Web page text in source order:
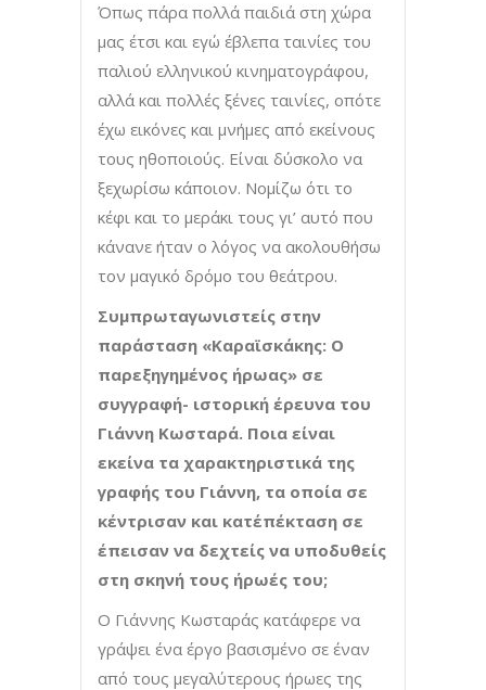
Όπως πάρα πολλά παιδιά στη χώρα
μας έτσι και εγώ έβλεπα ταινίες του
παλιού ελληνικού κινηματογράφου,
αλλά και πολλές ξένες ταινίες, οπότε
έχω εικόνες και μνήμες από εκείνους
τους ηθοποιούς. Είναι δύσκολο να
ξεχωρίσω κάποιον. Νομίζω ότι το
κέφι και το μεράκι τους γι’ αυτό που
κάνανε ήταν ο λόγος να ακολουθήσω
τον μαγικό δρόμο του θεάτρου.
Συμπρωταγωνιστείς στην
παράσταση «Καραϊσκάκης: Ο
παρεξηγημένος ήρωας» σε
συγγραφή- ιστορική έρευνα του
Γιάννη Κωσταρά. Ποια είναι
εκείνα τα χαρακτηριστικά της
γραφής του Γιάννη, τα οποία σε
κέντρισαν και κατ΄επέκταση σε
έπεισαν να δεχτείς να υποδυθείς
στη σκηνή τους ήρωές του;
Ο Γιάννης Κωσταράς κατάφερε να
γράψει ένα έργο βασισμένο σε έναν
από τους μεγαλύτερους ήρωες της